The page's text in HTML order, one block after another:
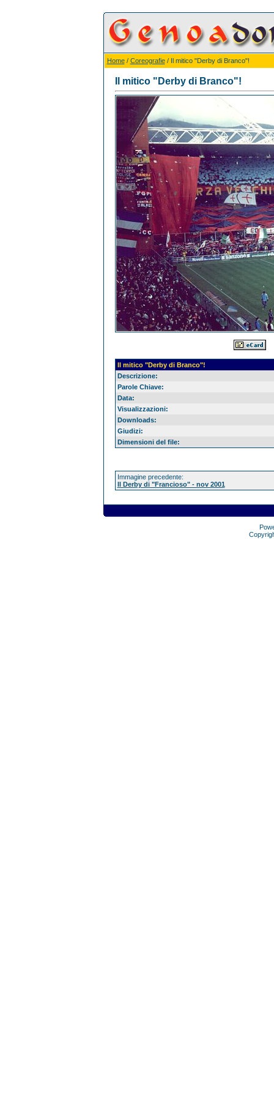
Home/ Coreografie/ Il mitico "Derby di Branco"!
Il mitico "Derby di Branco"!
Il mitico "Derby di Branco"!
Descrizione:
Parole Chiave:
Data:
Visualizzazioni:
Downloads:
Giudizi:
Dimensioni del file:
Immagine precedente:
Il Derby di "Francioso" - nov 2001